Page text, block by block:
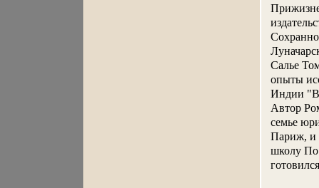
Салье
опыты
Индии
Автор
семье
Париж, и
школу По